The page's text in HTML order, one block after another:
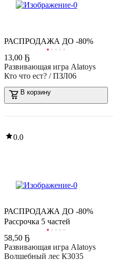
В корзину
игровой набор
РАСПРОДАЖА ДО -80%
13,00 Ҕ
Развивающая игра Alatoys
Кто что ест? / ПЗЛ06
В корзину
0.0
Рассрочка 5 частей
РАСПРОДАЖА ДО -80%
58,50 Ҕ
Развивающая игра Alatoys
Волшебный лес К3035